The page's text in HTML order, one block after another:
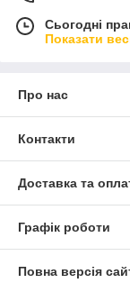
Сьогодні
Показати
Про нас
Контакти
Доставка та
Графік роботи
Повна версія